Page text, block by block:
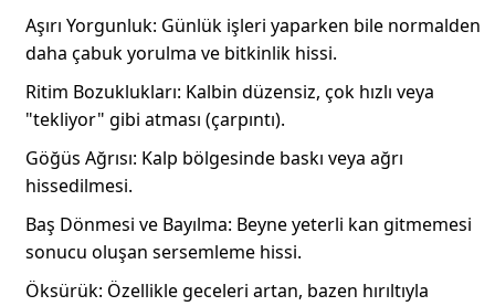
Aşırı Yorgunluk: Günlük işleri yaparken bile normalden
daha çabuk yorulma ve bitkinlik hissi.
Ritim Bozuklukları: Kalbin düzensiz, çok hızlı veya
"tekliyor" gibi atması (çarpıntı).
Göğüs Ağrısı: Kalp bölgesinde baskı veya ağrı
hissedilmesi.
Baş Dönmesi ve Bayılma: Beyne yeterli kan gitmemesi
sonucu oluşan sersemleme hissi.
Öksürük: Özellikle geceleri artan, bazen hırıltıyla